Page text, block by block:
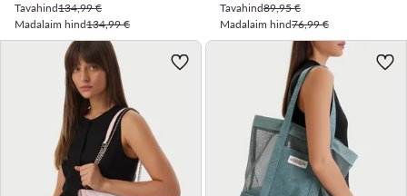
Tavahind134,99 €
Madalaim hind134,99 €
Tavahind89,95 €
Madalaim hind76,99 €